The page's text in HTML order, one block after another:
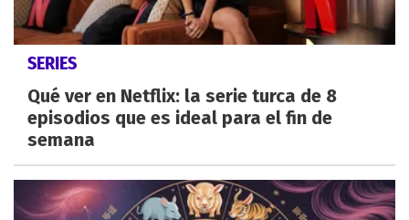
SERIES
Qué ver en Netflix: la serie turca de 8
episodios que es ideal para el fin de
semana